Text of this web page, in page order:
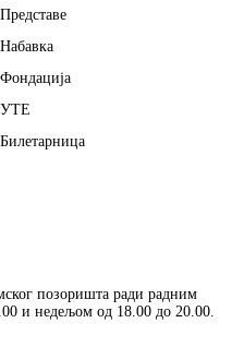
Представе
Набавка
Фондација
УТЕ
Билетарница
позоришта ради радним
и недељом од 18.00 до 20.00.